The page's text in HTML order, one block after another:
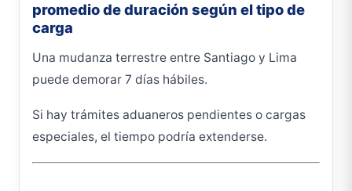
promedio de duración según el tipo de
carga
Una mudanza terrestre entre Santiago y Lima
puede demorar 7 días hábiles.
Si hay trámites aduaneros pendientes o cargas
especiales, el tiempo podría extenderse.